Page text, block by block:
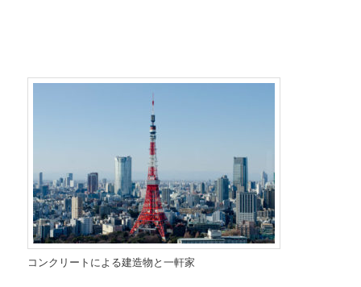
コンクリートによる建造物と一軒家